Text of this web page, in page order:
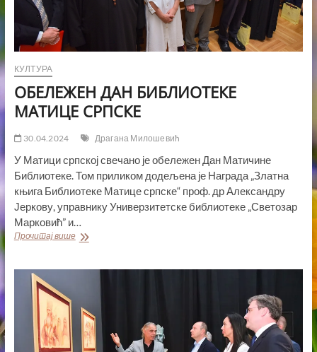
КУЛТУРА
ОБЕЛЕЖЕН ДАН БИБЛИОТЕКЕ
МАТИЦЕ СРПСКЕ
30.04.2024 Драгана Милошевић
У Матици српској свечано је обележен Дан Матичине
Библиотеке. Том приликом додељена је Награда „Златна
књига Библиотеке Матице српске“ проф. др Александру
Јеркову, управнику Универзитетске библиотеке „Светозар
Марковић” и…
Прочитај вишеОБЕЛЕЖЕН